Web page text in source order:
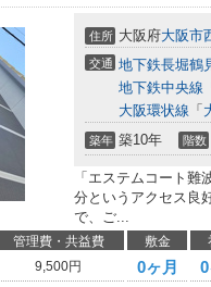
住所 大阪府大阪市
交通 地下鉄長堀鶴
地下鉄中央線
大阪環状線 「
築年 築10年 階数
「エステムコート
分というアクセス良
で、ご...
管理費・共益費 敷金
9,500円 0ヶ月 0